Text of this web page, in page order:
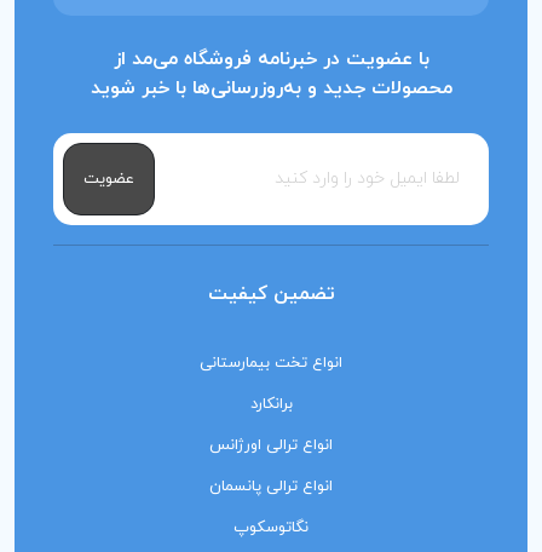
با عضویت در خبرنامه فروشگاه می‌مد از
محصولات جدید و به‌روزرسانی‌ها با خبر شوید
عضویت
تضمین کیفیت
انواع تخت بیمارستانی
برانکارد
انواع ترالی اورژانس
انواع ترالی پانسمان
نگاتوسکوپ